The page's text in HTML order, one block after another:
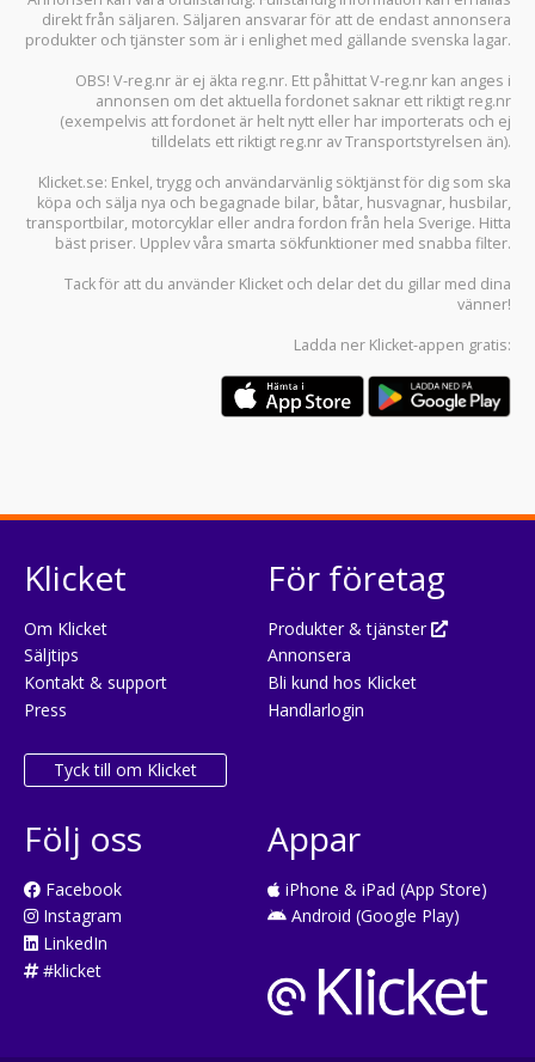
direkt från säljaren. Säljaren ansvarar för att de endast annonsera
produkter och tjänster som är i enlighet med gällande svenska lagar.
OBS! V-reg.nr är ej äkta reg.nr. Ett påhittat V-reg.nr kan anges i
annonsen om det aktuella fordonet saknar ett riktigt reg.nr
(exempelvis att fordonet är helt nytt eller har importerats och ej
tilldelats ett riktigt reg.nr av Transportstyrelsen än).
Klicket.se: Enkel, trygg och användarvänlig söktjänst för dig som ska
köpa och sälja nya och begagnade bilar, båtar, husvagnar, husbilar,
transportbilar, motorcyklar eller andra fordon från hela Sverige. Hitta
bäst priser. Upplev våra smarta sökfunktioner med snabba filter.
Tack för att du använder Klicket och delar det du gillar med dina
vänner!
Ladda ner Klicket-appen gratis:
Klicket
Om Klicket
Säljtips
Kontakt & support
Press
Tyck till om Klicket
För företag
Produkter & tjänster
Annonsera
Bli kund hos Klicket
Handlarlogin
Följ oss
Facebook
Instagram
LinkedIn
#klicket
Appar
iPhone & iPad (App Store)
Android (Google Play)